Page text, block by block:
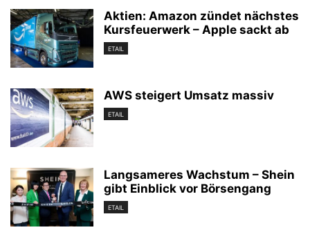
Aktien: Amazon zündet nächstes
Kursfeuerwerk – Apple sackt ab
ETAIL
AWS steigert Umsatz massiv
ETAIL
Langsameres Wachstum – Shein
gibt Einblick vor Börsengang
ETAIL